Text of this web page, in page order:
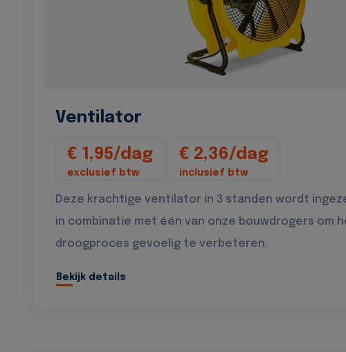
Ventilator
€ 1,95/dag
exclusief btw
€ 2,36/dag
inclusief btw
Deze krachtige ventilator in 3 standen wordt
in combinatie met één van onze bouwdrogers om
droogproces gevoelig te verbeteren.
Bekijk details